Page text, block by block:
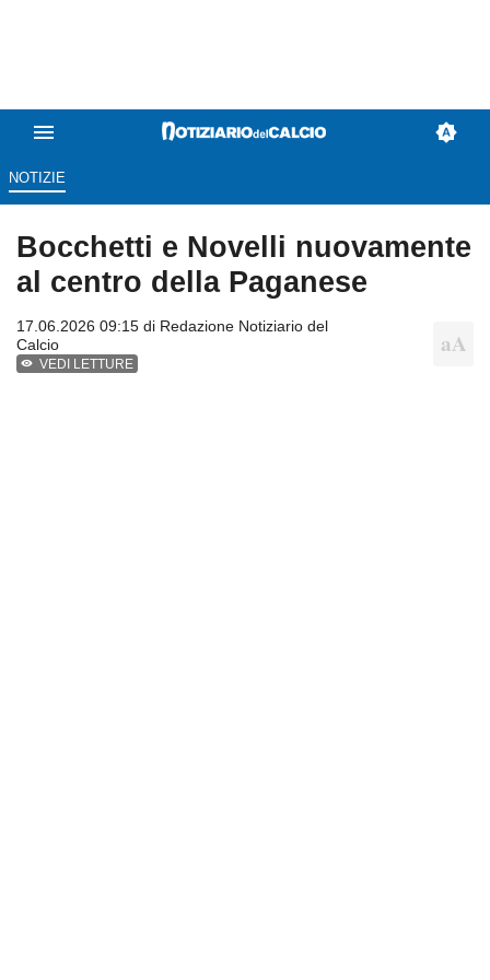
NOTIZIE
Bocchetti e Novelli nuovamente
al centro della Paganese
17.06.2026 09:15 di Redazione Notiziario del
Calcio
VEDI LETTURE